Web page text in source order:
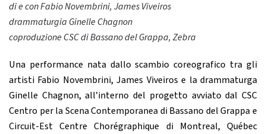
di e con Fabio Novembrini, James Viveiros
drammaturgia Ginelle Chagnon
coproduzione CSC di Bassano del Grappa, Zebra
Una performance nata dallo scambio coreografico tra gli
artisti Fabio Novembrini, James Viveiros e la drammaturga
Ginelle Chagnon, all’interno del progetto avviato dal CSC
Centro per la Scena Contemporanea di Bassano del Grappa e
Circuit-Est Centre Chorégraphique di Montreal, Québec